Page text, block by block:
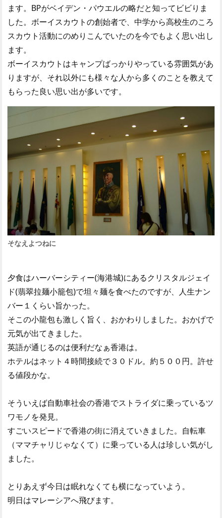
ます。BPがベイデン・パウエルの略だと知ってビビりま
した。ボーイスカウトの創始者で、中学から高校生のころ
スカウト活動にのめりこんでいたのを今でもよく思い出し
ます。
ボーイスカウトはキャンプばっかりやっている雰囲気があ
りますが、それ以外にも様々な人から多くのことを教えて
もらった良い思い出が多いです。
そなえよつねに
夕食はハーバーシティー(海港城)にあるクリスタルジェイ
ド(翡翠拉麺小籠包)で坦々麺を食べたのですが、人生ナン
バー１くらい旨かった。
そこの小龍包も激しく旨く、おかわりしました。おかげで
元気が出てきました。
英語が通じるのは便利だなぁ香港は。
ホテルはネット４時間接続で３０ドル。約５００円。許せ
る値段かな。
そういえば自動車社会の香港でストライダに乗っているツ
ワモノを発見。
すごいスピードで香港の街に消えていきました。自転車
（ママチャリじゃなくて）に乗っている人は珍しい気がし
ました。
とりあえず今日は眠れなくても横になっていよう。
明日はマレーシアへ飛びます。